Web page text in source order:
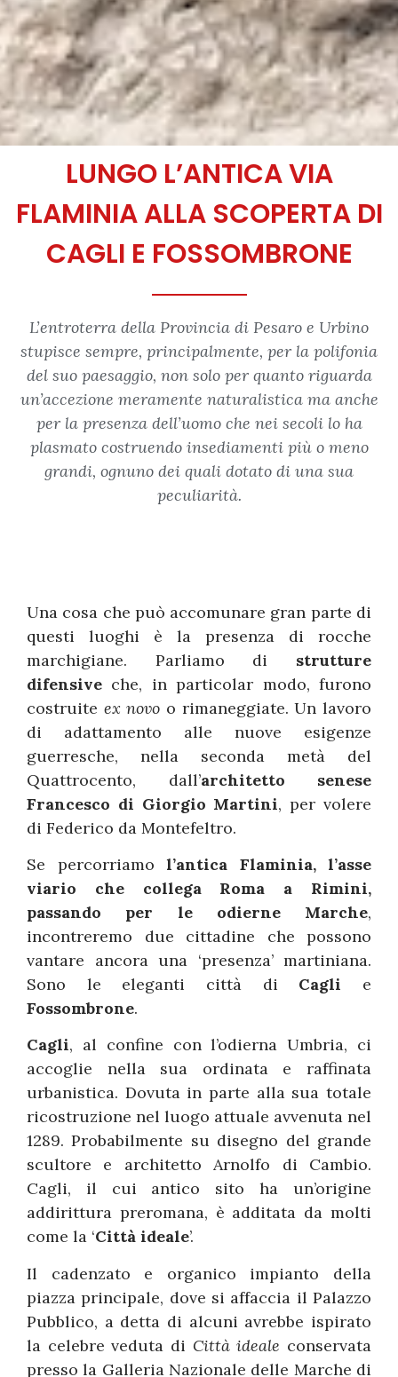
LUNGO L’ANTICA VIA
FLAMINIA ALLA SCOPERTA DI
CAGLI E FOSSOMBRONE
L’entroterra della Provincia di Pesaro e Urbino
stupisce sempre, principalmente, per la polifonia
del suo paesaggio, non solo per quanto riguarda
un’accezione meramente naturalistica ma anche
per la presenza dell’uomo che nei secoli lo ha
plasmato costruendo insediamenti più o meno
grandi, ognuno dei quali dotato di una sua
peculiarità.
Una cosa che può accomunare gran parte di
questi luoghi è la presenza di rocche
marchigiane. Parliamo di strutture
difensive che, in particolar modo, furono
costruite ex novo o rimaneggiate. Un lavoro
di adattamento alle nuove esigenze
guerresche, nella seconda metà del
Quattrocento, dall’architetto senese
Francesco di Giorgio Martini, per volere
di Federico da Montefeltro.
Se percorriamo l’antica Flaminia, l’asse
viario che collega Roma a Rimini,
passando per le odierne Marche,
incontreremo due cittadine che possono
vantare ancora una ‘presenza’ martiniana.
Sono le eleganti città di Cagli e
Fossombrone.
Cagli, al confine con l’odierna Umbria, ci
accoglie nella sua ordinata e raffinata
urbanistica. Dovuta in parte alla sua totale
ricostruzione nel luogo attuale avvenuta nel
1289. Probabilmente su disegno del grande
scultore e architetto Arnolfo di Cambio.
Cagli, il cui antico sito ha un’origine
addirittura preromana, è additata da molti
come la ‘Città ideale’.
Il cadenzato e organico impianto della
piazza principale, dove si affaccia il Palazzo
Pubblico, a detta di alcuni avrebbe ispirato
la celebre veduta di Città ideale conservata
presso la Galleria Nazionale delle Marche di